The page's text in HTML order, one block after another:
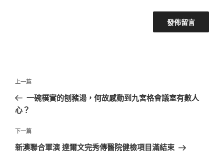
文
導
覽
上
一
篇
章
上一篇
一碗樸實的刨豬湯，何故感動到九宮格會議室有數人
心？
下
一
下一篇
新澳聯合軍演 達爾文完秀傳醫院健檢項目滿結束